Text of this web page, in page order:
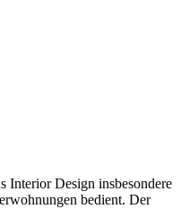
Interior Design insbesondere
bedient. Der